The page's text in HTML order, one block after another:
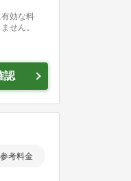
効な料
せん。
認
考料金